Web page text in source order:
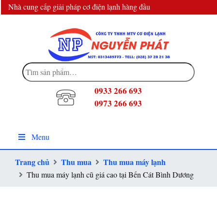
Nhà cung cấp giải pháp cơ điện lạnh hàng đầu
Tìm
kiếm:
0933 266 693
0973 266 693
Menu
Trang chủ Thu mua Thu mua máy lạnh
Thu mua máy lạnh cũ giá cao tại Bến Cát Bình Dương